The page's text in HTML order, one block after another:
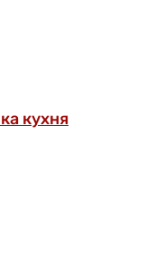
кухня